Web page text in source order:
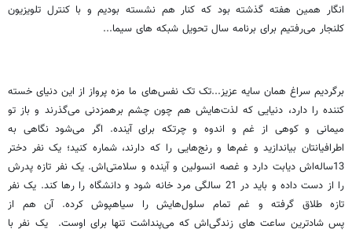
انگار همین هفته گذشته بود که کنار هم نشسته بودیم و با کنترل تلویزیون
کلنجار می‌رفتیم برای برنامه سال تحویل شبکه های سیما...
برگردیم سراغ همان سایه عزیز...تک تک نفس‌های ما مزه پرواز از این دنیای خسته
کننده را دارد، دنیایی که لذت‌هایش هم چون چشم برهمزدنی می‌گذرند و باز تو
میمانی و کوهی از غم و اندوه و چرتکه برای آینده. اگر می‌شود نگاهی به
اطرافیانتان بیاندازید و غم‌ها و رنج‌هایی را که دارند، شماره کنید؛ یک نفر دختر
13ساله‌اش دیابت دارد و غصه انسولین و آینده و سلامتی‌اش. یک نفر تازه پدرش
را از دست داده و باید در 21 سالگی مرد خانه شود و دانشگاه را رها کند. یک نفر
تازه طلاق گرفته و غم تمام سلول‌هایش را سیاهپوش کرده. آن هم از
پس شادترین ساعت های زندگی‌اش که می‌پنداشت تنها برای اوست. یک نفر با